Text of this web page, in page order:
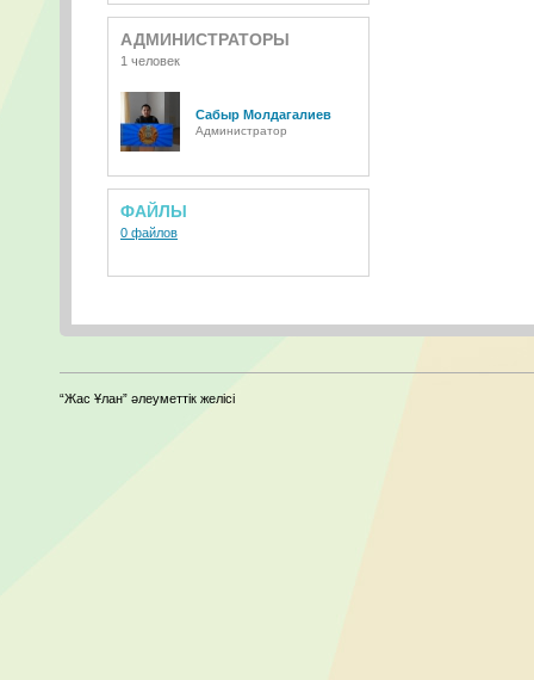
АДМИНИСТРАТОРЫ
1 человек
Сабыр Молдагалиев
Администратор
ФАЙЛЫ
0 файлов
“Жас Ұлан” әлеуметтік желісі